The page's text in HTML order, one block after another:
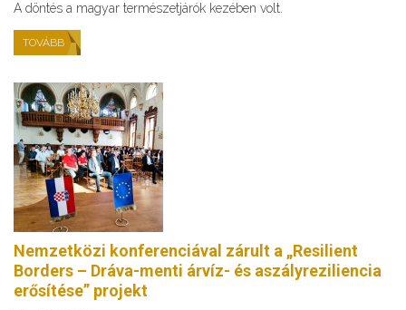
A döntés a magyar természetjárók kezében volt.
TOVÁBB
Nemzetközi konferenciával zárult a „Resilient
Borders – Dráva-menti árvíz- és aszályreziliencia
erősítése” projekt